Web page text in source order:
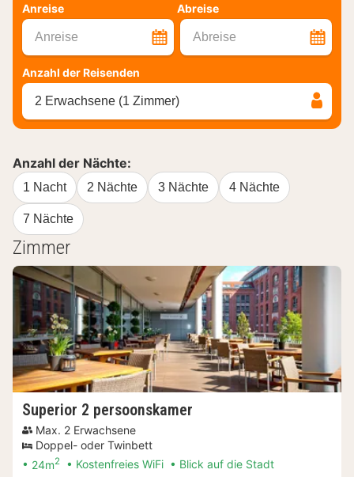
Anreise Abreise
Anreise Abreise
Anzahl der Reisenden
2 Erwachsene (1 Zimmer)
Anzahl der Nächte:
1 Nacht 2 Nächte 3 Nächte 4 Nächte
7 Nächte
Zimmer
Superior 2 persoonskamer
Max. 2 Erwachsene
Doppel- oder Twinbett
24m2 Kostenfreies WiFi Blick auf die Stadt